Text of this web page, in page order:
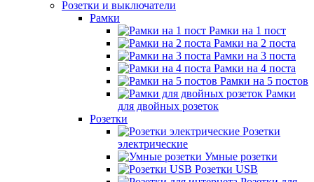
Розетки и выключатели
Рамки
Рамки на 1 пост
Рамки на 2 поста
Рамки на 3 поста
Рамки на 4 поста
Рамки на 5 постов
Рамки
для двойных розеток
Розетки
Розетки
электрические
Умные розетки
Розетки USB